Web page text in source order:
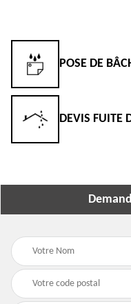
POSE DE
DEVIS FUITE